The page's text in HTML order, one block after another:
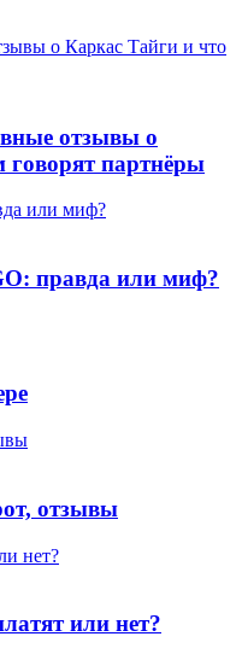
о Каркас Тайги и что
отзывы о
говорят партнёры
или миф?
правда или миф?
отзывы
нет?
или нет?